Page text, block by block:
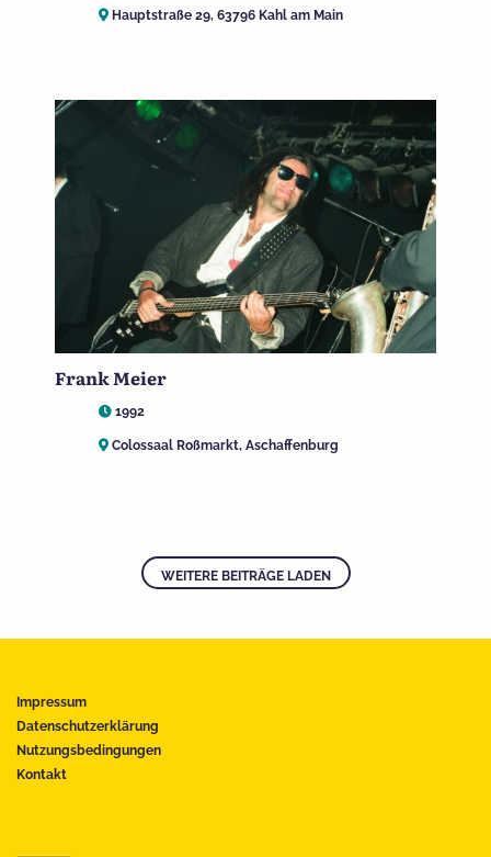
Hauptstraße 29, 63796 Kahl am Main
Frank Meier
1992
Colossaal Roßmarkt, Aschaffenburg
WEITERE BEITRÄGE LADEN
Impressum
Datenschutzerklärung
Nutzungsbedingungen
Kontakt